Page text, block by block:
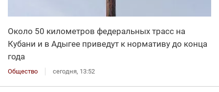
Около 50 километров федеральных трасс на
Кубани и в Адыгее приведут к нормативу до конца
года
Общество сегодня, 13:52